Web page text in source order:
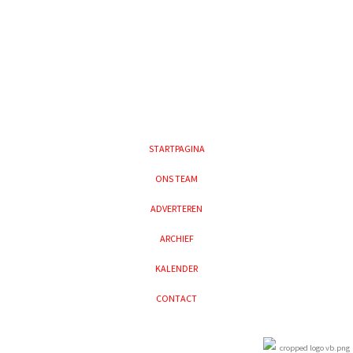
STARTPAGINA
ONS TEAM
ADVERTEREN
ARCHIEF
KALENDER
CONTACT